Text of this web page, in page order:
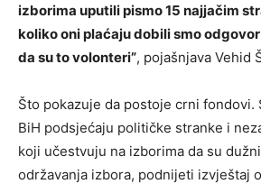
izborima uputili pismo 15 najjačim
koliko oni plaćaju dobili smo
da su to volonteri”, pojašnjava Vehid
Što pokazuje da postoje crni fondovi.
BiH podsjećaju političke stranke i
koji učestvuju na izborima da su
održavanja izbora, podnijeti izvještaj